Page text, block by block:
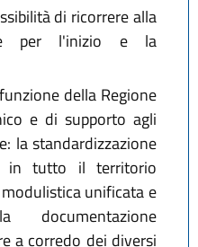
di ricorrere alla
per l'inizio e la
della Regione
e di supporto agli
la standardizzazione
in tutto il territorio
unificata e
documentazione
a corredo dei diversi